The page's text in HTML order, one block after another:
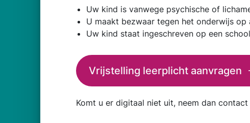
Uw kind is vanwege psychische of
U maakt bezwaar tegen het onderwijs
Uw kind staat ingeschreven op een
Vrijstelling leerplicht aanvragen
Komt u er digitaal niet uit, neem dan